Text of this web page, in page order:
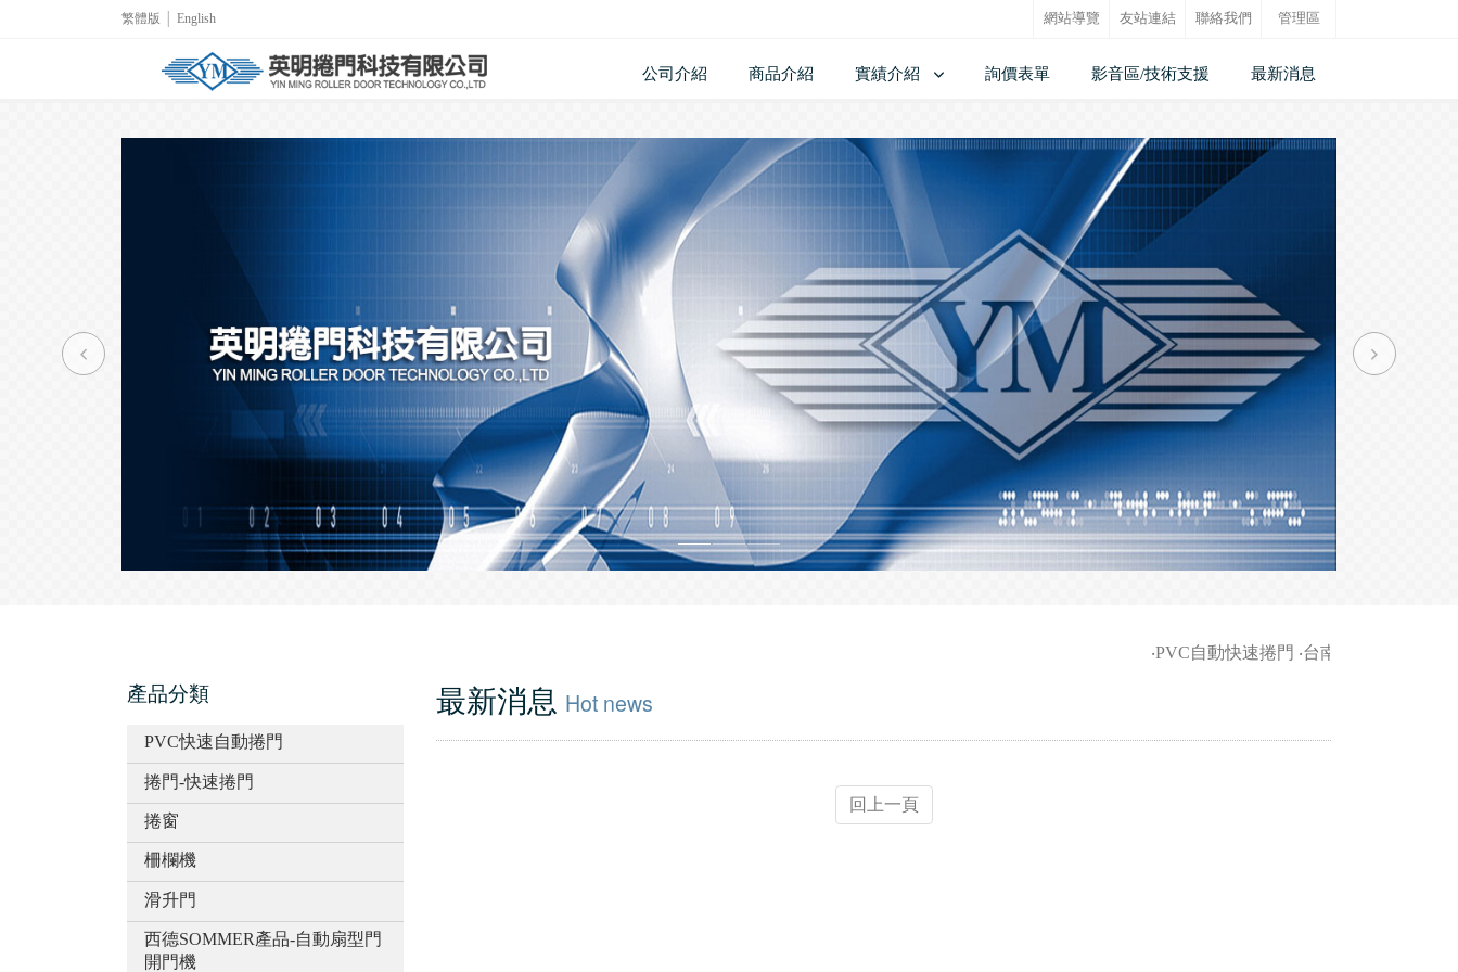
繁體版 English 網站導覽 友站連結 聯絡我們 管理區
公司介紹 商品介紹 實績介紹 詢價表單 影音區/技術支援 最新消息
 
PVC自動快速捲門‧台南家商-柵欄機等車
最新消息 Hot news
回上一頁
產品分類
PVC快速自動捲門
捲門-快速捲門
捲窗
柵欄機
滑升門
西德SOMMER產品-自動扇型門
開門機